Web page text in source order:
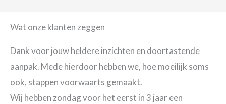
Wat onze klanten zeggen
Dank voor jouw heldere inzichten en doortastende
aanpak. Mede hierdoor hebben we, hoe moeilijk soms
ook, stappen voorwaarts gemaakt.
Wij hebben zondag voor het eerst in 3 jaar een